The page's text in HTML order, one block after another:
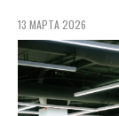
13 МАРТА 2026